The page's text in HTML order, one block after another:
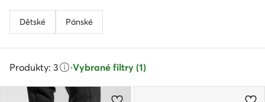
Dětské Pánské
Produkty: 3 ·Vybrané filtry (1)